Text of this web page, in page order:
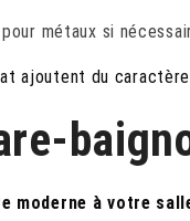
métaux si
ajoutent du
moderne à votre